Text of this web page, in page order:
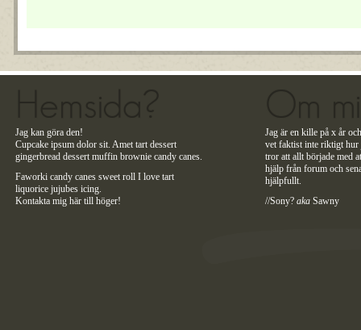
Jag kan göra den!
Cupcake ipsum dolor sit. Amet tart dessert
gingerbread dessert muffin brownie candy canes.
Faworki candy canes sweet roll I love tart
liquorice jujubes icing.
Kontakta mig här till höger!
Jag är en kille på x år
vet faktist inte riktigt hur
tror att allt började med
hjälp från forum och
hjälpfullt.
//Sony? aka Sawny